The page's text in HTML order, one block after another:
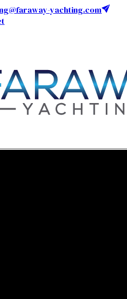
yachting.com